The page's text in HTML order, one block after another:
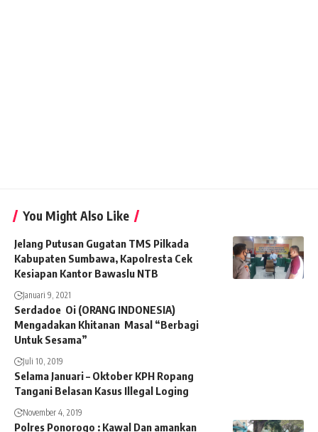
You Might Also Like
Jelang Putusan Gugatan TMS Pilkada
Kabupaten Sumbawa, Kapolresta Cek
Kesiapan Kantor Bawaslu NTB
Januari 9, 2021
Serdadoe Oi (ORANG INDONESIA)
Mengadakan Khitanan Masal “Berbagi
Untuk Sesama”
Juli 10, 2019
Selama Januari – Oktober KPH Ropang
Tangani Belasan Kasus Illegal Loging
November 4, 2019
Polres Ponorogo : Kawal Dan amankan